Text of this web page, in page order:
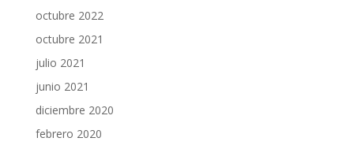
octubre 2022
octubre 2021
julio 2021
junio 2021
diciembre 2020
febrero 2020